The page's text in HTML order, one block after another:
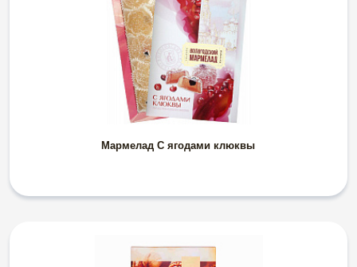
Мармелад С ягодами клюквы